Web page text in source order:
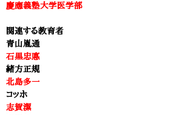
慶應義塾大学医学部
関連する教育者
青山胤通
石黒忠悳
緒方正規
北島多一
コッホ
志賀潔